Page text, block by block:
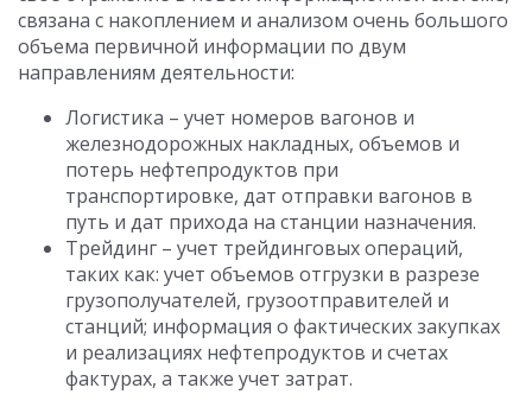
связана с накоплением и анализом очень большого
объема первичной информации по двум
направлениям деятельности:
Логистика – учет номеров вагонов и
железнодорожных накладных, объемов и
потерь нефтепродуктов при
транспортировке, дат отправки вагонов в
путь и дат прихода на станции назначения.
Трейдинг – учет трейдинговых операций,
таких как: учет объемов отгрузки в разрезе
грузополучателей, грузоотправителей и
станций; информация о фактических закупках
и реализациях нефтепродуктов и счетах
фактурах, а также учет затрат.